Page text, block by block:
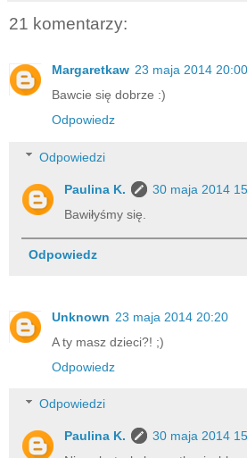
21 komentarzy:
Margaretkaw 23 maja 2014 20:00
Bawcie się dobrze :)
Odpowiedz
Odpowiedzi
Paulina K.
30 maja 2014
Bawiłyśmy się.
Odpowiedz
Unknown 23 maja 2014 20:20
A ty masz dzieci?! ;)
Odpowiedz
Odpowiedzi
Paulina K.
30 maja 2014